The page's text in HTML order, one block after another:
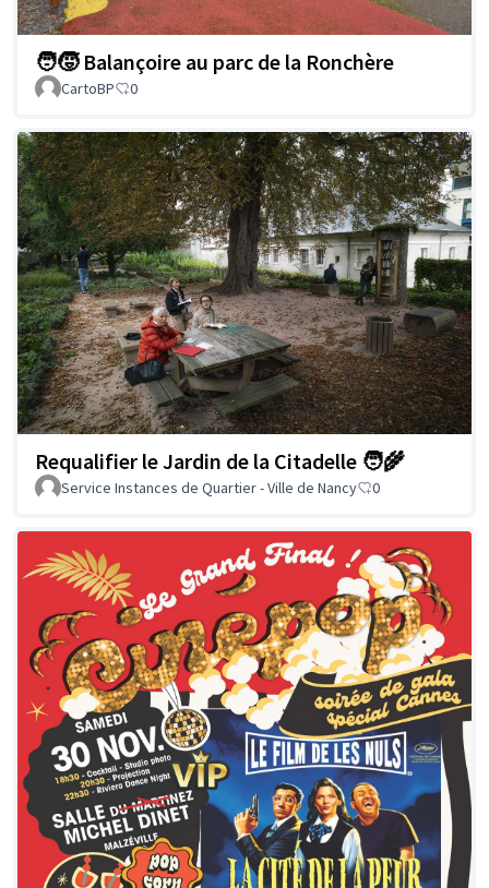
🧑‍🧒 Balançoire au parc de la Ronchère
CartoBP 0
Requalifier le Jardin de la Citadelle 🧑‍🌾
Service Instances de Quartier - Ville de Nancy 0